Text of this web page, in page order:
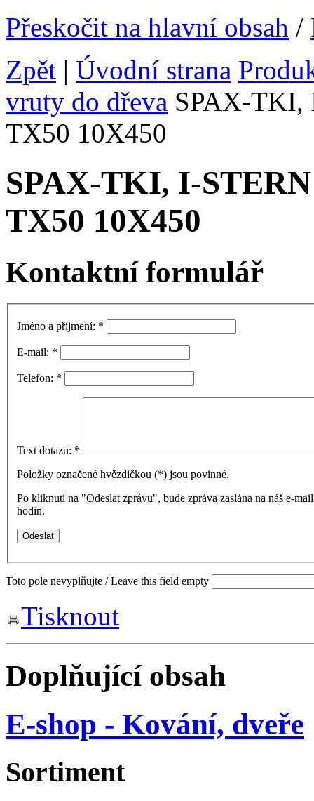
Přeskočit na hlavní obsah /
Zpět | Úvodní strana
vruty do dřeva SPAX-TKI,
TX50 10X450
SPAX-TKI, I-
TX50 10X450
Kontaktní formulář
Jméno a příjmení: *
E-mail: *
Telefon: *
Text dotazu: *
Položky označené hvězdičkou (*) jsou povinné.
Po kliknutí na "Odeslat zprávu", bude zpráva zaslána na náš e-
hodin.
Toto pole nevyplňujte / Leave this field empty
Tisknout
Doplňující obsah
E-shop - Kování, dveře
Sortiment